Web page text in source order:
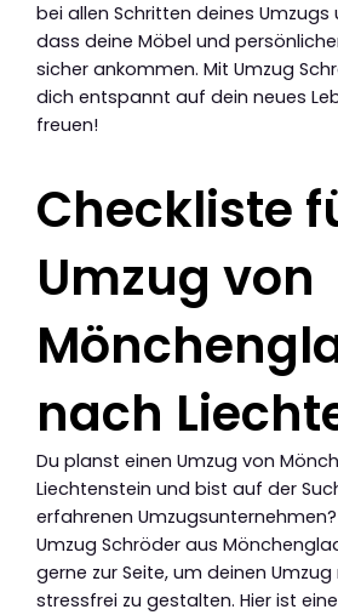
bei allen Schritten deines
dass deine Möbel und
sicher ankommen. Mit Umzug
dich entspannt auf dein neues
freuen!
Checkliste
Umzug von
nach
Du planst einen Umzug von
Liechtenstein und bist auf der
erfahrenen
Umzug Schröder aus
gerne zur Seite, um deinen
stressfrei zu gestalten. Hier ist